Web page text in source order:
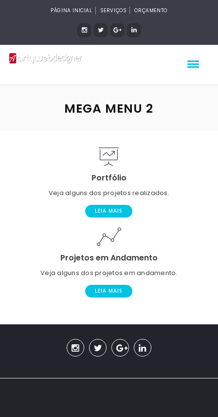
PÁGINA INICIAL SERVIÇOS ORÇAMENTO
MEGA MENU 2
Portfólio
Veja alguns dos projetos realizados.
LEIA MAIS
Projetos em Andamento
Veja alguns dos projetos em andamento.
LEIA MAIS